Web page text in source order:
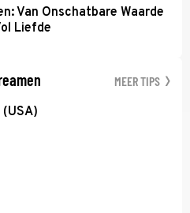
Van Onschatbare Waarde
Liefde
MEER TIPS